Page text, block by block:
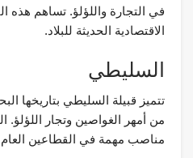
في التجارة واللؤلؤ. تساهم هذه
الاقتصادية الحديثة للبلاد.
السليطي
تتميز قبيلة السليطي بتاريخها
من أمهر الغواصين وتجار اللؤلؤ.
مناصب مهمة في القطاعين